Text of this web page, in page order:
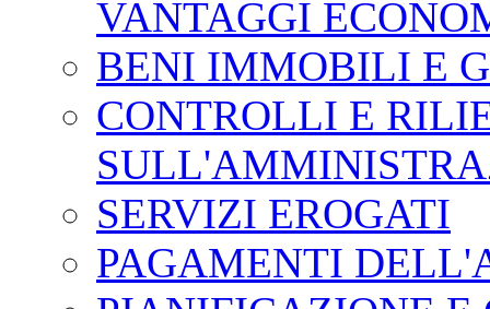
VANTAGGI
BENI IMMOBILI E
CONTROLLI E
SERVIZI EROGATI
PAGAMENTI